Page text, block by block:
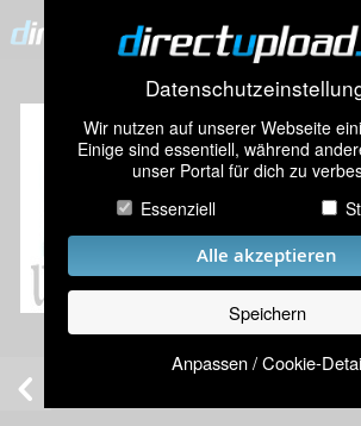
Wir nutzen auf unserer Webseite
Einige sind essentiell, während
unser Portal für dich zu
Essenziell
Alle akzeptieren
Speichern
Anpassen / Cookie-